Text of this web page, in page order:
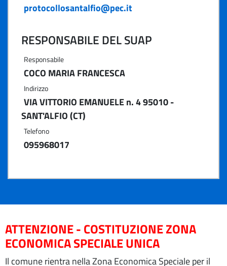
protocollosantalfio@pec.it
RESPONSABILE DEL SUAP
Responsabile
COCO MARIA FRANCESCA
Indirizzo
VIA VITTORIO EMANUELE n. 4 95010 -
SANT'ALFIO (CT)
Telefono
095968017
ATTENZIONE - COSTITUZIONE ZONA
ECONOMICA SPECIALE UNICA
Il comune rientra nella Zona Economica Speciale per il